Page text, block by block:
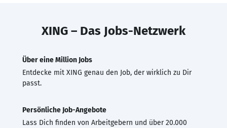
XING – Das Jobs-Netzwerk
Über eine Million Jobs
Entdecke mit XING genau den Job, der wirklich zu Dir
passt.
Persönliche Job-Angebote
Lass Dich finden von Arbeitgebern und über 20.000